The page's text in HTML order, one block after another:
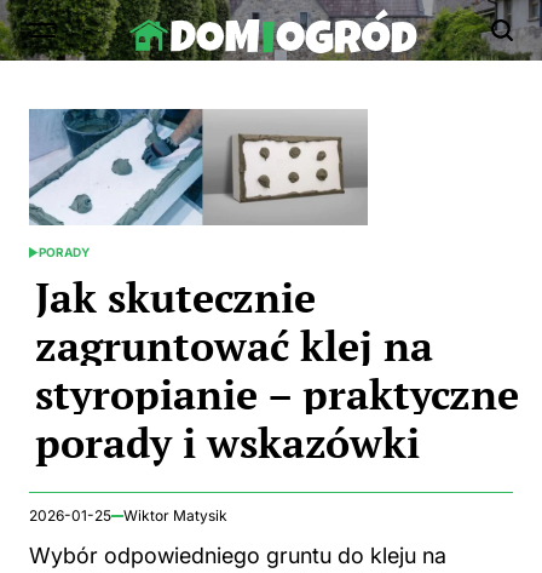
Skip
to
Ogród.edu.pl
POSTED
PORADY
Jak skutecznie
zagruntować klej na
styropianie – praktyczne
porady i wskazówki
2026-01-25 Wiktor Matysik
Wybór odpowiedniego gruntu do kleju na